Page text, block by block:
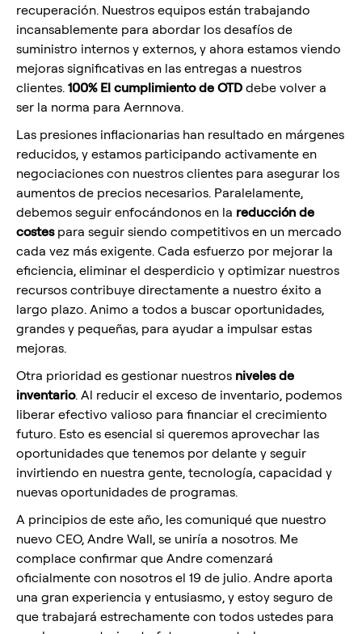
recuperación. Nuestros equipos están trabajando
incansablemente para abordar los desafíos de
suministro internos y externos, y ahora estamos viendo
mejoras significativas en las entregas a nuestros
clientes. 100% El cumplimiento de OTD debe volver a
ser la norma para Aernnova.
Las presiones inflacionarias han resultado en márgenes
reducidos, y estamos participando activamente en
negociaciones con nuestros clientes para asegurar los
aumentos de precios necesarios. Paralelamente,
debemos seguir enfocándonos en la reducción de
costespara seguir siendo competitivos en un mercado
cada vez más exigente. Cada esfuerzo por mejorar la
eficiencia, eliminar el desperdicio y optimizar nuestros
recursos contribuye directamente a nuestro éxito a
largo plazo. Animo a todos a buscar oportunidades,
grandes y pequeñas, para ayudar a impulsar estas
mejoras.
Otra prioridad es gestionar nuestros niveles de
inventario. Al reducir el exceso de inventario, podemos
liberar efectivo valioso para financiar el crecimiento
futuro. Esto es esencial si queremos aprovechar las
oportunidades que tenemos por delante y seguir
invirtiendo en nuestra gente, tecnología, capacidad y
nuevas oportunidades de programas.
A principios de este año, les comuniqué que nuestro
nuevo CEO, Andre Wall, se uniría a nosotros. Me
complace confirmar que Andre comenzará
oficialmente con nosotros el 19 de julio. Andre aporta
una gran experiencia y entusiasmo, y estoy seguro de
que trabajará estrechamente con todos ustedes para